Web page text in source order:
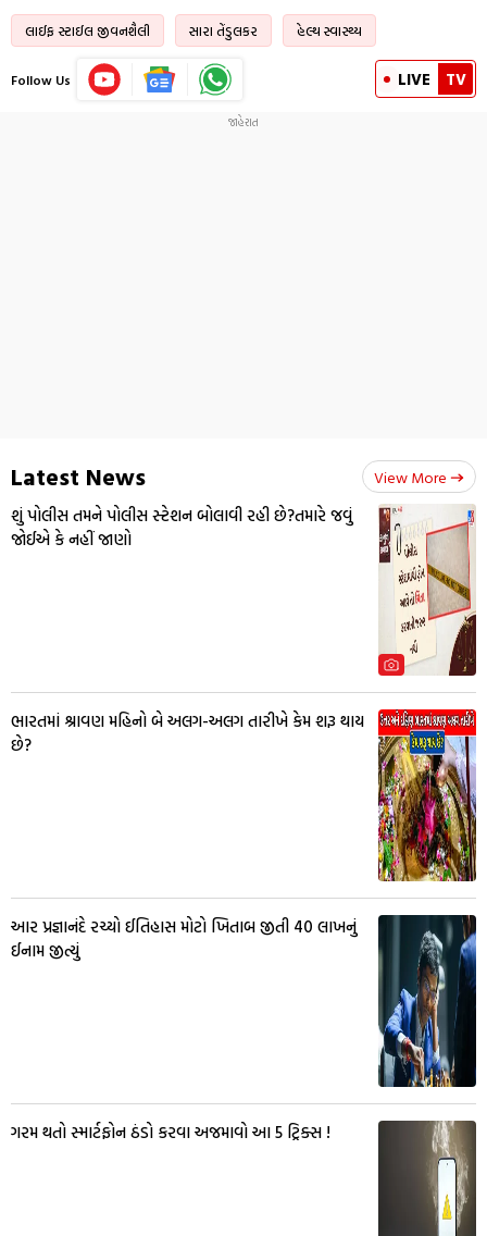
લાઈફ સ્ટાઈલ જીવનશૈલી સારા તેંડુલકર હેલ્થ સ્વાસ્થ્ય
Follow Us LIVE TV
Latest News View More
શું પોલીસ તમને પોલીસ સ્ટેશન બોલાવી રહી છે?તમારે જવું
જોઈએ કે નહીં જાણો
ભારતમાં શ્રાવણ મહિનો બે અલગ-અલગ તારીખે કેમ શરૂ થાય
છે?
આર પ્રજ્ઞાનંદે રચ્યો ઈતિહાસ મોટો ખિતાબ જીતી 40 લાખનું
ઈનામ જીત્યું
ગરમ થતો સ્માર્ટફોન ઠંડો કરવા અજમાવો આ 5 ટ્રિક્સ !